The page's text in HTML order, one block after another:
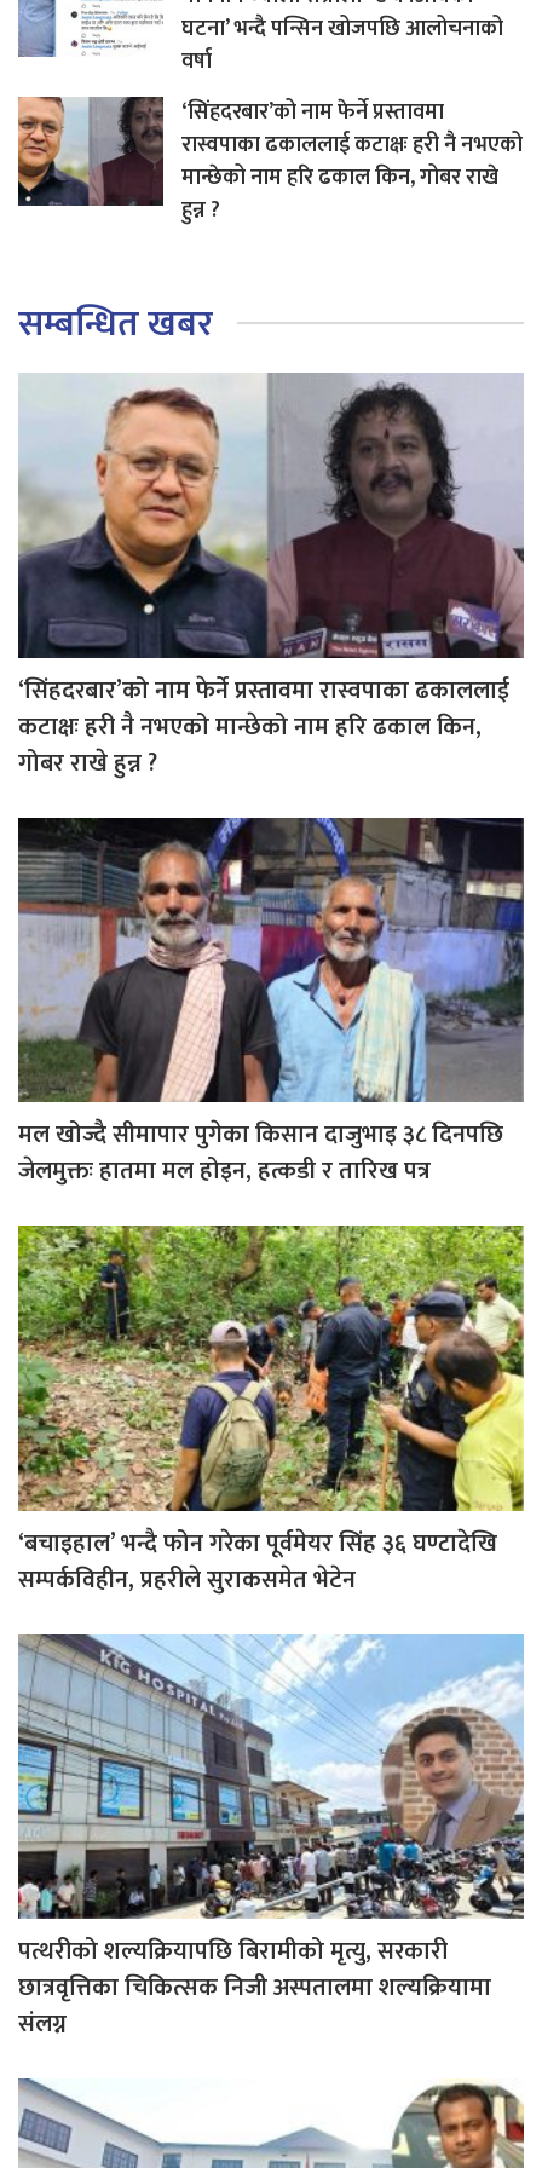
घटना’ भन्दै पन्सिन खोजपछि आलोचनाको
वर्षा
‘सिंहदरबार’को नाम फेर्ने प्रस्तावमा
रास्वपाका ढकाललाई कटाक्षः हरी नै नभएको
मान्छेको नाम हरि ढकाल किन, गोबर राखे
हुन्न ?
सम्बन्धित खबर
‘सिंहदरबार’को नाम फेर्ने प्रस्तावमा रास्वपाका ढकाललाई
कटाक्षः हरी नै नभएको मान्छेको नाम हरि ढकाल किन,
गोबर राखे हुन्न ?
मल खोज्दै सीमापार पुगेका किसान दाजुभाइ ३८ दिनपछि
जेलमुक्तः हातमा मल होइन, हत्कडी र तारिख पत्र
‘बचाइहाल’ भन्दै फोन गरेका पूर्वमेयर सिंह ३६ घण्टादेखि
सम्पर्कविहीन, प्रहरीले सुराकसमेत भेटेन
पत्थरीको शल्यक्रियापछि बिरामीको मृत्यु, सरकारी
छात्रवृत्तिका चिकित्सक निजी अस्पतालमा शल्यक्रियामा
संलग्न